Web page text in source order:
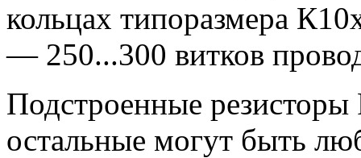
кольцах типоразмера
— 250...300 витков
Подстроенные
остальные могут быть